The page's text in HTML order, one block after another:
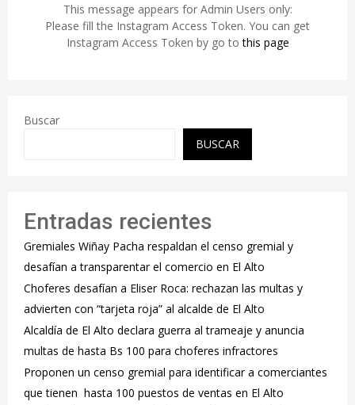
This message appears for Admin Users only:
Please fill the Instagram Access Token. You can get
Instagram Access Token by go tothis page
Buscar
BUSCAR
Entradas recientes
Gremiales Wiñay Pacha respaldan el censo gremial y
desafían a transparentar el comercio en El Alto
Choferes desafían a Eliser Roca: rechazan las multas y
advierten con “tarjeta roja” al alcalde de El Alto
‎Alcaldía de El Alto declara guerra al trameaje y anuncia
multas de hasta Bs 100 para choferes infractores
Proponen un censo gremial para identificar a comerciantes
que tienen hasta 100 puestos de ventas en El Alto